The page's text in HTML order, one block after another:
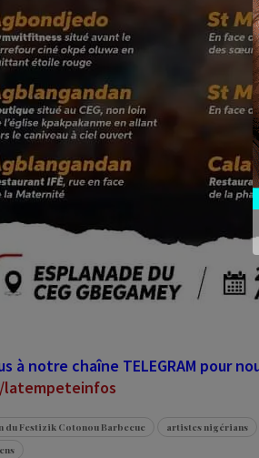
à notre chaîne TELEGRAM pour
du Festizik Cotonou Barbecue artistes nigérians